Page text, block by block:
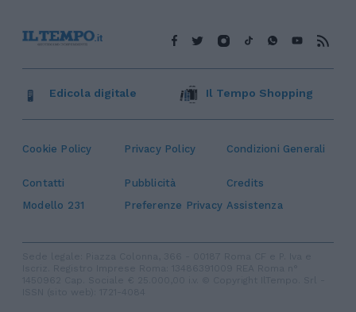
Cookie Policy Privacy Policy Condizioni Generali
Contatti Pubblicità
Credits
Modello 231
Preferenze Privacy Assistenza
Edicola digitale Il Tempo Shopping